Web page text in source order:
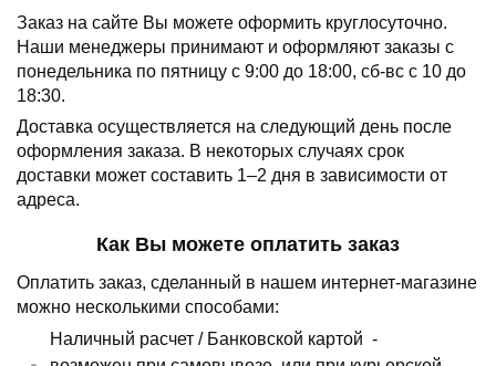
Заказ на сайте Вы можете оформить круглосуточно.
Наши менеджеры принимают и оформляют заказы с
понедельника по пятницу с 9:00 до 18:00, сб-вс с 10 до
18:30.
Доставка осуществляется на следующий день после
оформления заказа. В некоторых случаях срок
доставки может составить 1–2 дня в зависимости от
адреса.
Как Вы можете оплатить заказ
Оплатить заказ, сделанный в нашем интернет-магазине
можно несколькими способами:
Наличный расчет / Банковской картой -